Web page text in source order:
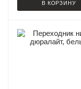
В КОРЗИНУ